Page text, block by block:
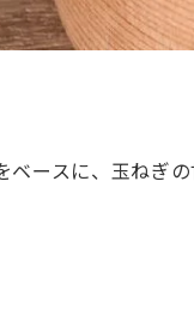
ベースに、玉ねぎ